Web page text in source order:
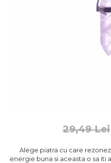
Rame foto din lemn
Aromaterapie
29,49 Lei
Alege piatra cu care
energie buna si aceasta o sa iti